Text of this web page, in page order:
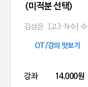
(미적분 선택)
김성은 [고3·N수]
OT/강의 맛보기
강좌 14,000원